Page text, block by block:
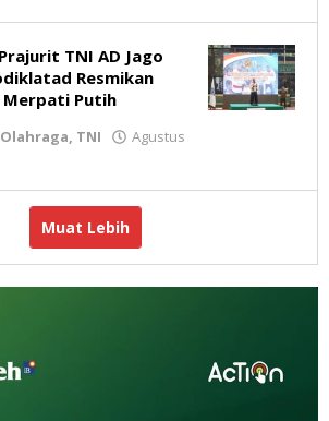
TNI AD Jago
Resmikan
Merpati Putih
Olahraga, TNI
Agustus
Muat Lebih